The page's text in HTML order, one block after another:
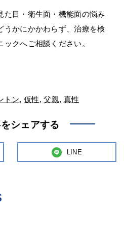
た目・衛生面・機能面の悩み
うかにかかわらず、治療を検
クへご相談ください。
トン,仮性,父親, 真性
シェアする
LINE